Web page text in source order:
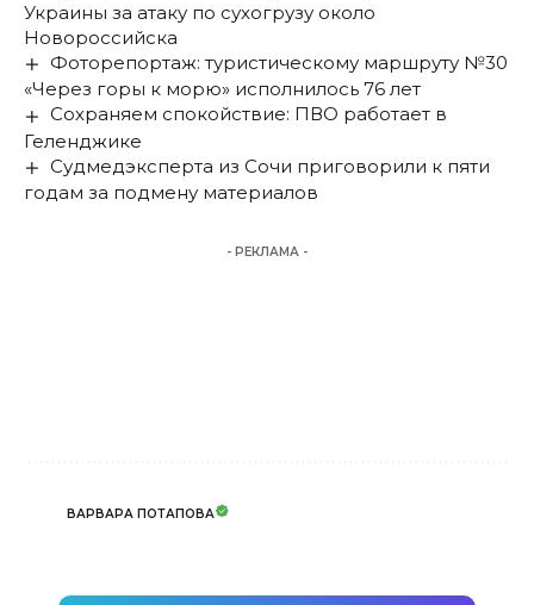
Украины за атаку по сухогрузу около
Новороссийска
Фоторепортаж: туристическому маршруту №30
«Через горы к морю» исполнилось 76 лет
Сохраняем спокойствие: ПВО работает в
Геленджике
Судмедэксперта из Сочи приговорили к пяти
годам за подмену материалов
- РЕКЛАМА -
ВАРВАРА ПОТАПОВА